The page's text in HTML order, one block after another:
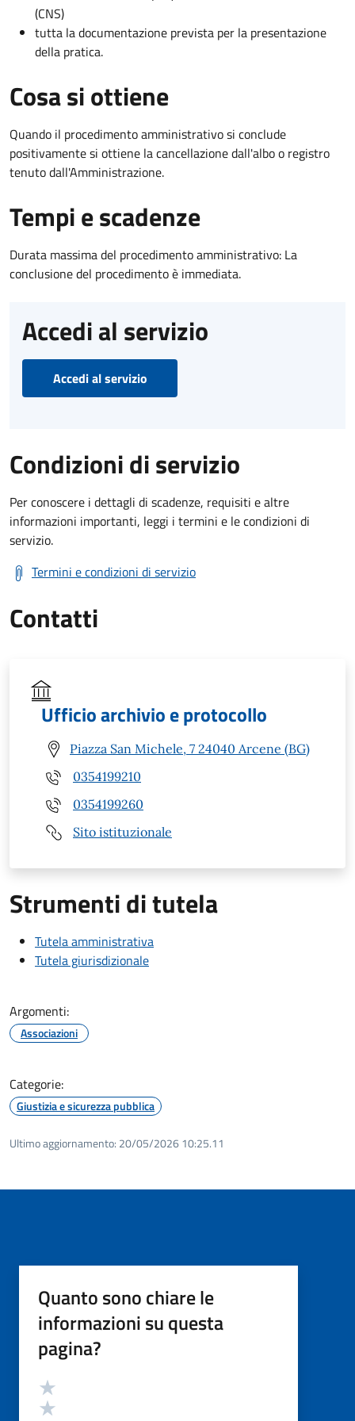
(CNS)
tutta la documentazione prevista per la presentazione
della pratica.
Cosa si ottiene
Quando il procedimento amministrativo si conclude
positivamente si ottiene la cancellazione dall'albo o registro
tenuto dall'Amministrazione.
Tempi e scadenze
Durata massima del procedimento amministrativo: La
conclusione del procedimento è immediata.
Accedi al servizio
Accedi al servizio
Condizioni di servizio
Per conoscere i dettagli di scadenze, requisiti e altre
informazioni importanti, leggi i termini e le condizioni di
servizio.
Termini e condizioni di servizio
Contatti
Ufficio archivio e protocollo
Piazza San Michele, 7 24040 Arcene (BG)
0354199210
0354199260
Sito istituzionale
Strumenti di tutela
Tutela amministrativa
Tutela giurisdizionale
Argomenti:
Associazioni
Categorie:
Giustizia e sicurezza pubblica
Ultimo aggiornamento: 20/05/2026 10:25.11
Quanto sono chiare le
informazioni su questa
pagina?
Valutazione